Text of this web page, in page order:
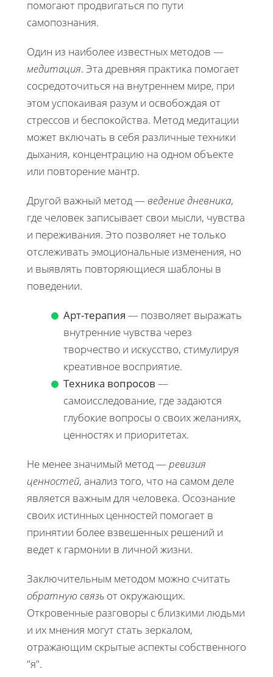
помогают продвигаться по пути
самопознания.
Один из наиболее известных методов —
медитация. Эта древняя практика помогает
сосредоточиться на внутреннем мире, при
этом успокаивая разум и освобождая от
стрессов и беспокойства. Метод медитации
может включать в себя различные техники
дыхания, концентрацию на одном объекте
или повторение мантр.
Другой важный метод — ведение дневника,
где человек записывает свои мысли, чувства
и переживания. Это позволяет не только
отслеживать эмоциональные изменения, но
и выявлять повторяющиеся шаблоны в
поведении.
Арт-терапия — позволяет выражать
внутренние чувства через
творчество и искусство, стимулируя
креативное восприятие.
Техника вопросов —
самоисследование, где задаются
глубокие вопросы о своих желаниях,
ценностях и приоритетах.
Не менее значимый метод —ревизия
ценностей, анализ того, что на самом деле
является важным для человека. Осознание
своих истинных ценностей помогает в
принятии более взвешенных решений и
ведет к гармонии в личной жизни.
Заключительным методом можно считать
обратную связь от окружающих.
Откровенные разговоры с близкими людьми
и их мнения могут стать зеркалом,
отражающим скрытые аспекты собственного
"я".